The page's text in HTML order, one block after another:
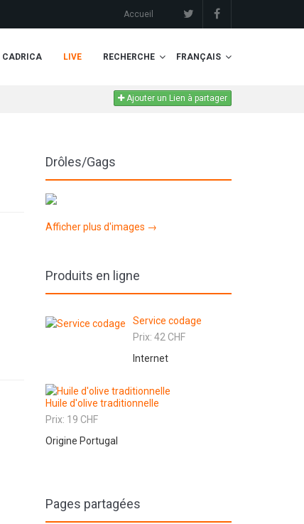
Accueil
FRANÇAIS
CADRICA LIVE RECHERCHE
Ajouter un Lien à partager
Drôles/Gags
Afficher plus d'images →
Produits en ligne
Service codage
Prix: 42 CHF
Internet
Huile d'olive traditionnelle
Prix: 19 CHF
Origine Portugal
Pages partagées